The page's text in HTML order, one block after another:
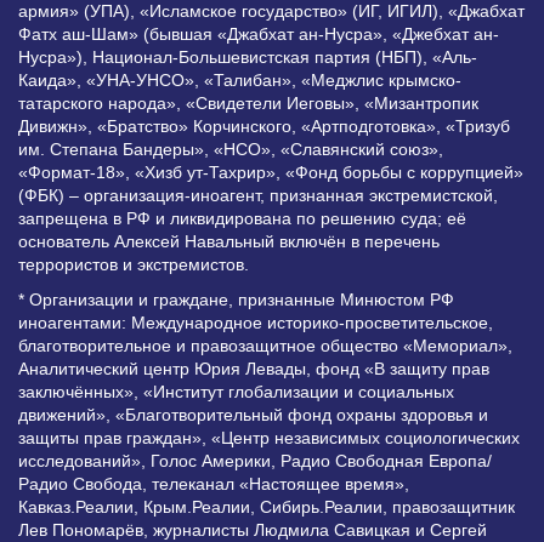
армия» (УПА), «Исламское государство» (ИГ, ИГИЛ), «Джабхат
Фатх аш-Шам» (бывшая «Джабхат ан-Нусра», «Джебхат ан-
Нусра»), Национал-Большевистская партия (НБП), «Аль-
Каида», «УНА-УНСО», «Талибан», «Меджлис крымско-
татарского народа», «Свидетели Иеговы», «Мизантропик
Дивижн», «Братство» Корчинского, «Артподготовка», «Тризуб
им. Степана Бандеры», «НСО», «Славянский союз»,
«Формат-18», «Хизб ут-Тахрир», «Фонд борьбы с коррупцией»
(ФБК) – организация-иноагент, признанная экстремистской,
запрещена в РФ и ликвидирована по решению суда; её
основатель Алексей Навальный включён в перечень
террористов и экстремистов.
* Организации и граждане, признанные Минюстом РФ
иноагентами: Международное историко-просветительское,
благотворительное и правозащитное общество «Мемориал»,
Аналитический центр Юрия Левады, фонд «В защиту прав
заключённых», «Институт глобализации и социальных
движений», «Благотворительный фонд охраны здоровья и
защиты прав граждан», «Центр независимых социологических
исследований», Голос Америки, Радио Свободная Европа/
Радио Свобода, телеканал «Настоящее время»,
Кавказ.Реалии, Крым.Реалии, Сибирь.Реалии, правозащитник
Лев Пономарёв, журналисты Людмила Савицкая и Сергей